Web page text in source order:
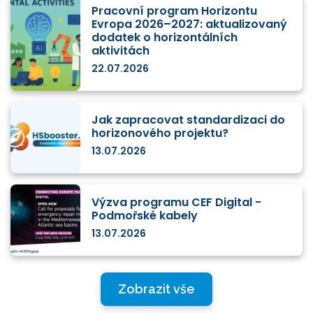
Pracovní program Horizontu
Evropa 2026–2027: aktualizovaný
dodatek o horizontálních
aktivitách
22.07.2026
Jak zapracovat standardizaci do
horizonového projektu?
13.07.2026
Výzva programu CEF Digital -
Podmořské kabely
13.07.2026
Zobrazit vše